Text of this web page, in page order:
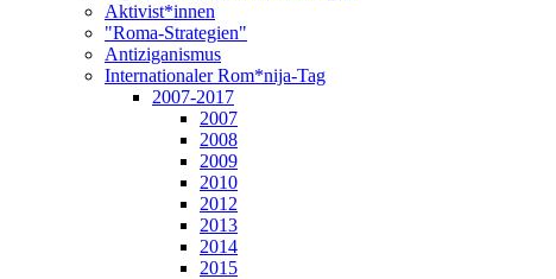
Aktivist*innen
"Roma-Strategien"
Antiziganismus
Internationaler Rom*nija-Tag
2007-2017
2007
2008
2009
2010
2012
2013
2014
2015